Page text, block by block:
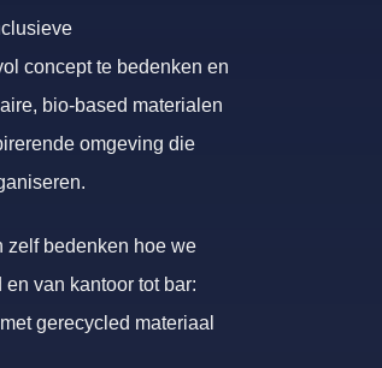
concept te bedenken en
bio-based materialen
omgeving die
zelf bedenken hoe we
van kantoor tot bar:
gerecycled materiaal